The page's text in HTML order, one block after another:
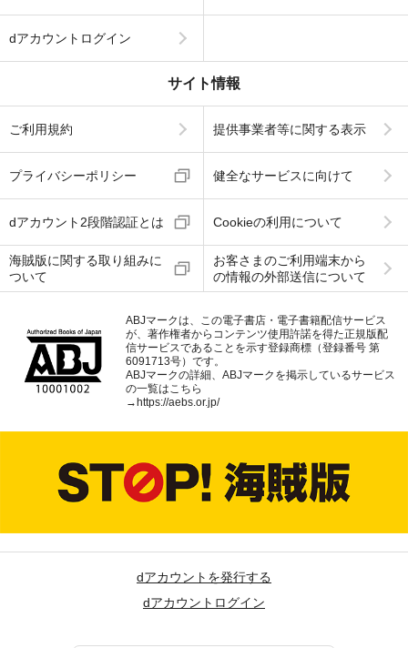
dアカウントログイン
サイト情報
ご利用規約 提供事業者等に関する表示
プライバシーポリシー 健全なサービスに向けて
dアカウント2段階認証とは Cookieの利用について
海賊版に関する取り組みに
ついて
お客さまのご利用端末から
の情報の外部送信について
ABJマークは、この電子書店・電子書籍配信サービス
が、著作権者からコンテンツ使用許諾を得た正規版配
信サービスであることを示す登録商標（登録番号 第
6091713号）です。
ABJマークの詳細、ABJマークを掲示しているサービス
の一覧はこちら
→https://aebs.or.jp/
dアカウントを発行する
dアカウントログイン